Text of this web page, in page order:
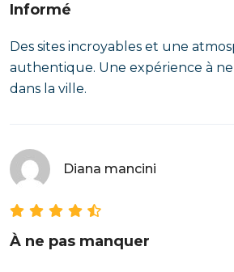
Informé
Des sites incroyables et une
authentique. Une expérience à
dans la ville.
Diana mancini
À ne pas manquer